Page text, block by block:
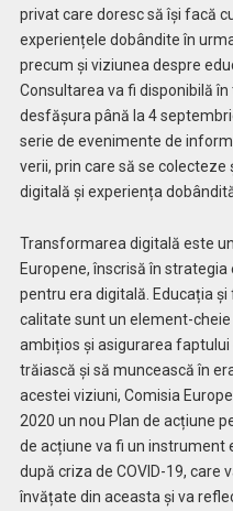
privat care doresc să își facă
experiențele dobândite în
precum și viziunea despre
Consultarea va fi disponibilă
desfășura până la 4
serie de evenimente de
verii, prin care să se
digitală și experiența
Transformarea digitală este
Europene, înscrisă în
pentru era digitală. Educația
calitate sunt un element-
ambițios și asigurarea
trăiască și să muncească în
acestei viziuni, Comisia
2020 un nou Plan de acțiune
de acțiune va fi un instrument
după criza de COVID-19, care
învățate din aceasta și va